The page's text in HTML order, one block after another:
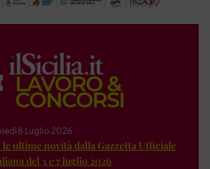
8 Luglio 2026
le ultime novità dalla Gazzetta Ufficiale
del 3 e 7 luglio 2026